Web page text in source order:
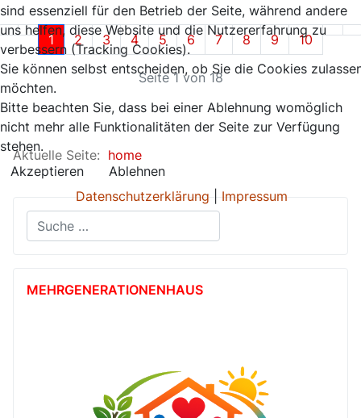
1 2 3 4 5 6 7 8 9 10
Seite 1 von 18
Aktuelle Seite: home
Suchen
MEHR­GENERATIONEN­HAUS
sind essenziell für den Betrieb der Seite, während andere
uns helfen, diese Website und die Nutzererfahrung zu
verbessern (Tracking Cookies).
Sie können selbst entscheiden, ob Sie die Cookies
möchten.
Bitte beachten Sie, dass bei einer Ablehnung womöglich
nicht mehr alle Funktionalitäten der Seite zur Verfügung
stehen.
Akzeptieren
Ablehnen
Datenschutzerklärung
Impressum